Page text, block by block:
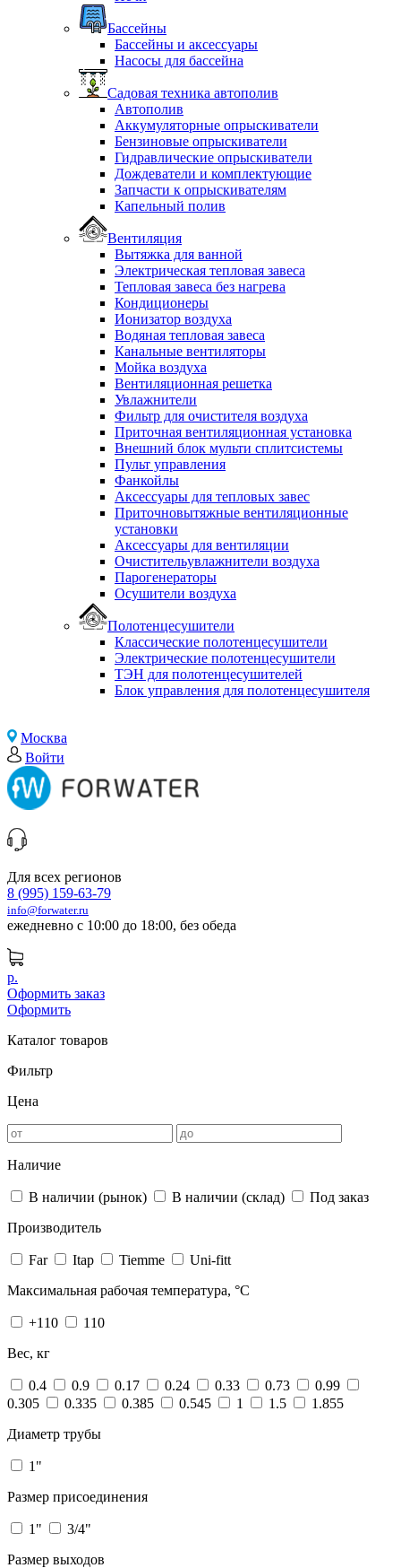
Бассейны
Бассейны и аксессуары
Насосы для бассейна
Садовая техника автополив
Автополив
Аккумуляторные опрыскиватели
Бензиновые опрыскиватели
Гидравлические опрыскиватели
Дождеватели и комплектующие
Запчасти к опрыскивателям
Капельный полив
Вентиляция
Вытяжка для ванной
Электрическая тепловая завеса
Тепловая завеса без нагрева
Кондиционеры
Ионизатор воздуха
Водяная тепловая завеса
Канальные вентиляторы
Мойка воздуха
Вентиляционная решетка
Увлажнители
Фильтр для очистителя воздуха
Приточная вентиляционная установка
Внешний блок мульти сплитсистемы
Пульт управления
Фанкойлы
Аксессуары для тепловых завес
Приточновытяжные вентиляционные
установки
Аксессуары для вентиляции
Очистительувлажнители воздуха
Парогенераторы
Осушители воздуха
Полотенцесушители
Классические полотенцесушители
Электрические полотенцесушители
ТЭН для полотенцесушителей
Блок управления для полотенцесушителя
Москва
Войти
Для всех регионов
8 (995) 159-63-79
info@forwater.ru
ежедневно с 10:00 до 18:00, без обеда
р.
Оформить заказ
Оформить
Каталог товаров
Фильтр
Цена
Наличие
В наличии (рынок) В наличии (склад)
Под заказ
Производитель
Far Itap Tiemme
Uni-fitt
Максимальная рабочая температура, °С
+110
110
Вес, кг
0.4 0.9 0.17 0.24 0.33 0.73
0.99
0.305
0.335 0.385 0.545 1 1.5
1.855
Диаметр трубы
1"
Размер присоединения
1"
3/4"
Размер выходов